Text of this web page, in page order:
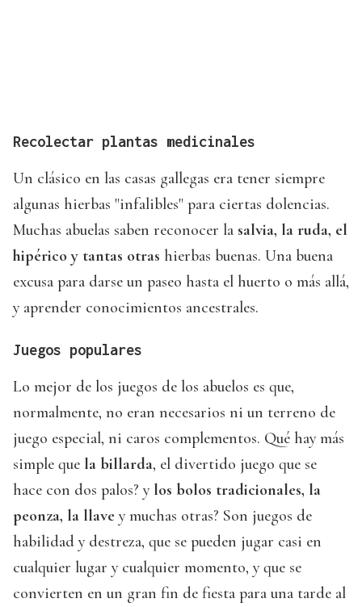
Recolectar plantas medicinales
Un clásico en las casas gallegas era tener siempre
algunas hierbas "infalibles" para ciertas dolencias.
Muchas abuelas saben reconocer la salvia, la ruda, el
hipérico y tantas otras hierbas buenas. Una buena
excusa para darse un paseo hasta el huerto o más allá,
y aprender conocimientos ancestrales.
Juegos populares
Lo mejor de los juegos de los abuelos es que,
normalmente, no eran necesarios ni un terreno de
juego especial, ni caros complementos. Qué hay más
simple que la billarda, el divertido juego que se
hace con dos palos? ylos bolos tradicionales, la
peonza, la llave y muchas otras? Son juegos de
habilidad y destreza, que se pueden jugar casi en
cualquier lugar y cualquier momento, y que se
convierten en un gran fin de fiesta para una tarde al